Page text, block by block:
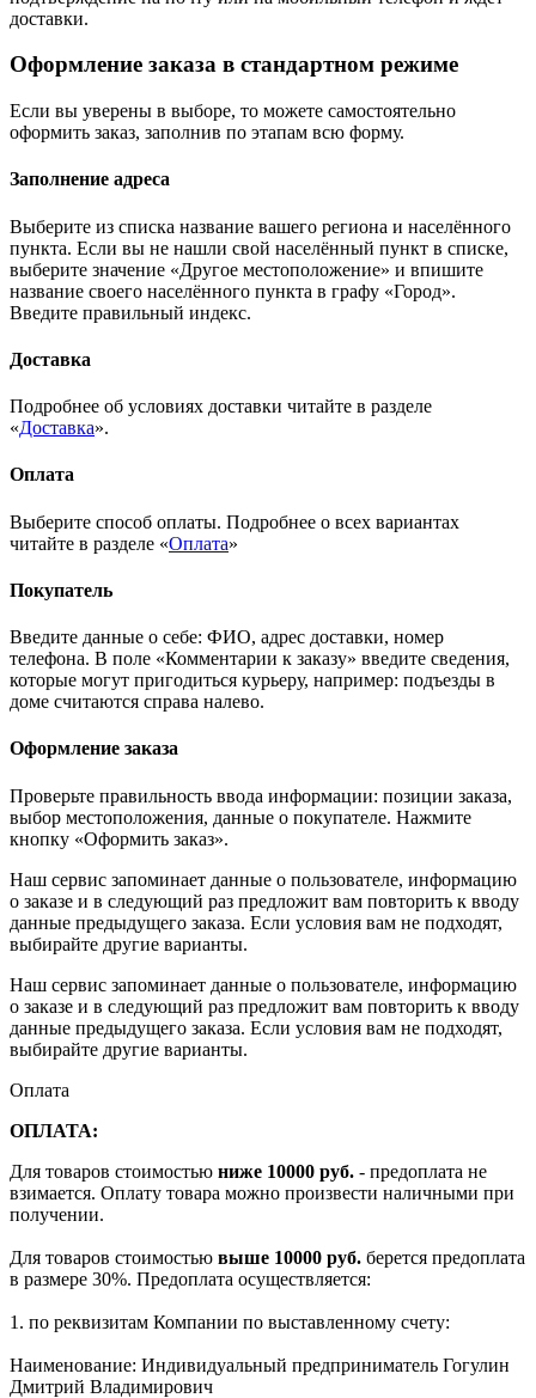
доставки.
Оформление заказа в стандартном режиме
Если вы уверены в выборе, то можете самостоятельно
оформить заказ, заполнив по этапам всю форму.
Заполнение адреса
Выберите из списка название вашего региона и населённого
пункта. Если вы не нашли свой населённый пункт в списке,
выберите значение «Другое местоположение» и впишите
название своего населённого пункта в графу «Город».
Введите правильный индекс.
Доставка
Подробнее об условиях доставки читайте в разделе
«Доставка».
Оплата
Выберите способ оплаты. Подробнее о всех вариантах
читайте в разделе «Оплата»
Покупатель
Введите данные о себе: ФИО, адрес доставки, номер
телефона. В поле «Комментарии к заказу» введите сведения,
которые могут пригодиться курьеру, например: подъезды в
доме считаются справа налево.
Оформление заказа
Проверьте правильность ввода информации: позиции заказа,
выбор местоположения, данные о покупателе. Нажмите
кнопку «Оформить заказ».
Наш сервис запоминает данные о пользователе, информацию
о заказе и в следующий раз предложит вам повторить к вводу
данные предыдущего заказа. Если условия вам не подходят,
выбирайте другие варианты.
Наш сервис запоминает данные о пользователе, информацию
о заказе и в следующий раз предложит вам повторить к вводу
данные предыдущего заказа. Если условия вам не подходят,
выбирайте другие варианты.
Оплата
ОПЛАТА:
Для товаров стоимостью ниже 10000 руб. - предоплата не
взимается. Оплату товара можно произвести наличными при
получении.
Для товаров стоимостью выше 10000 руб. берется предоплата
в размере 30%. Предоплата осуществляется:
1. по реквизитам Компании по выставленному счету:
Наименование: Индивидуальный предприниматель Гогулин
Дмитрий Владимирович